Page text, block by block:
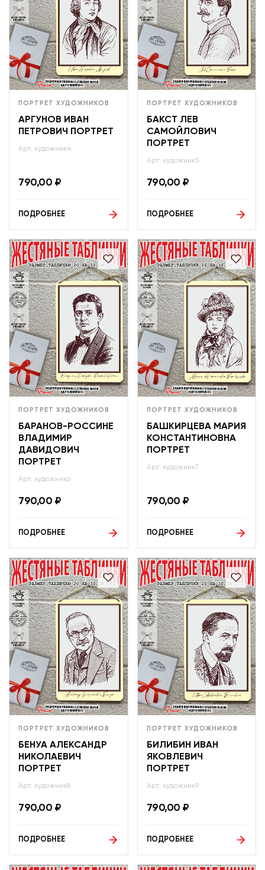
ПОРТРЕТ ХУДОЖНИКОВ
АРГУНОВ ИВАН
ПЕТРОВИЧ ПОРТРЕТ
Арт: художник4
790,00 ₽
ПОДРОБНЕЕ
ПОРТРЕТ ХУДОЖНИКОВ
БАКСТ ЛЕВ
САМОЙЛОВИЧ
ПОРТРЕТ
Арт: художник5
790,00 ₽
ПОДРОБНЕЕ
ПОРТРЕТ ХУДОЖНИКОВ
БАРАНОВ-РОССИНЕ
ВЛАДИМИР
ДАВИДОВИЧ
ПОРТРЕТ
Арт: художник6
790,00 ₽
ПОДРОБНЕЕ
ПОРТРЕТ ХУДОЖНИКОВ
БАШКИРЦЕВА МАРИЯ
КОНСТАНТИНОВНА
ПОРТРЕТ
Арт: художник7
790,00 ₽
ПОДРОБНЕЕ
ПОРТРЕТ ХУДОЖНИКОВ
БЕНУА АЛЕКСАНДР
НИКОЛАЕВИЧ
ПОРТРЕТ
Арт: художник8
790,00 ₽
ПОДРОБНЕЕ
ПОРТРЕТ ХУДОЖНИКОВ
БИЛИБИН ИВАН
ЯКОВЛЕВИЧ
ПОРТРЕТ
Арт: художник9
790,00 ₽
ПОДРОБНЕЕ